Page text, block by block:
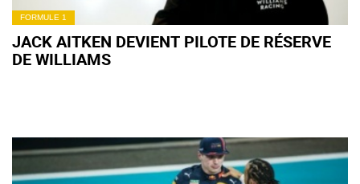
FORMULE 1
JACK AITKEN DEVIENT PILOTE DE RÉSERVE
DE WILLIAMS